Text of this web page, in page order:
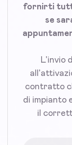
fornirti
se
L'invio
contratto
di impianto
il